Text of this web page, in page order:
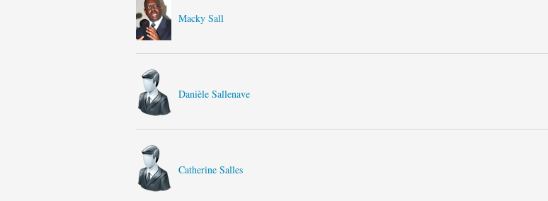
Macky Sall
Danièle Sallenave
Catherine Salles